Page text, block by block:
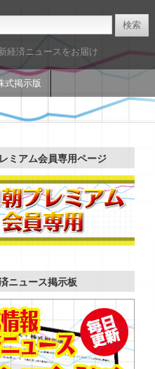
経済ニュースをお届け
式掲示版
ミアム会員専用ページ
ニュース掲示板